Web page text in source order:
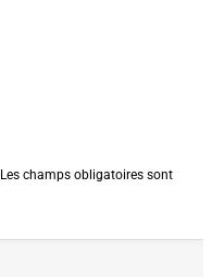
Les champs obligatoires sont